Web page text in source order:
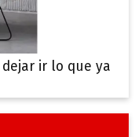
ir lo que ya